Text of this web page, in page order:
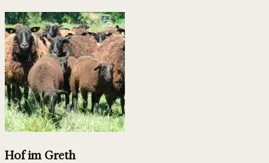
Hof im Greth